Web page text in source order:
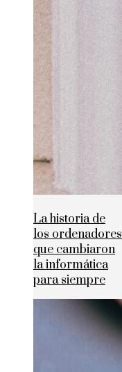
La historia de
los ordenadores
que cambiaron
la informática
para siempre